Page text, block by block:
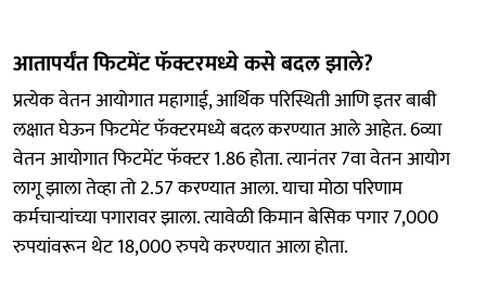
आतापर्यंत फिटमेंट फॅक्टरमध्ये कसे बदल झाले?
प्रत्येक वेतन आयोगात महागाई, आर्थिक परिस्थिती आणि इतर बाबी
लक्षात घेऊन फिटमेंट फॅक्टरमध्ये बदल करण्यात आले आहेत. 6व्या
वेतन आयोगात फिटमेंट फॅक्टर 1.86 होता. त्यानंतर 7वा वेतन आयोग
लागू झाला तेव्हा तो 2.57 करण्यात आला. याचा मोठा परिणाम
कर्मचाऱ्यांच्या पगारावर झाला. त्यावेळी किमान बेसिक पगार 7,000
रुपयांवरून थेट 18,000 रुपये करण्यात आला होता.